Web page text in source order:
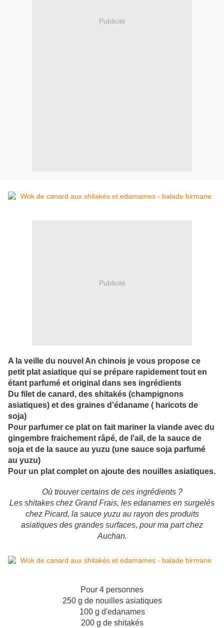
Publicité
Publicité
A la veille du nouvel An chinois je vous propose ce
petit plat asiatique qui se prépare rapidement tout en
étant parfumé et original dans ses ingrédients
Du filet de canard, des shitakés (champignons
asiatiques) et des graines d'édaname ( haricots de
soja)
Pour parfumer ce plat on fait mariner la viande avec du
gingembre fraichement râpé, de l'ail, de la sauce de
soja et de la sauce au yuzu (une sauce soja parfumé
au yuzu)
Pour un plat complet on ajoute des nouilles asiatiques.
Où trouver certains de ces ingrédients ?
Les shitakes chez Grand Frais, les edanames en surgelés
chez Picard, la sauce yuzu au rayon des produits
asiatiques des grandes surfaces, pour ma part chez
Auchan.
Pour 4 personnes
250 g de nouilles asiatiques
100 g d'edanames
200 g de shitakés